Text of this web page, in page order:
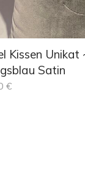
Kissen
Satin
€